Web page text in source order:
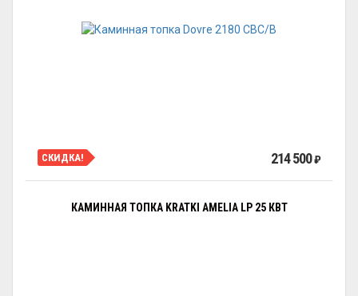
СКИДКА! 214 500₽
КАМИННАЯ ТОПКА KRATKI AMELIA LP 25 КВТ